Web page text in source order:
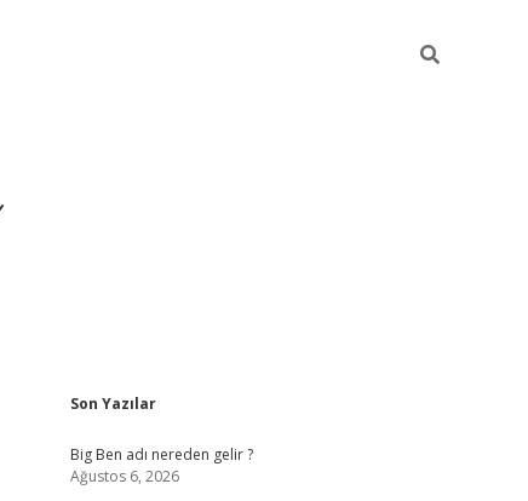
Sidebar
Son Yazılar
Big Ben adı nereden gelir ?
Ağustos 6, 2026